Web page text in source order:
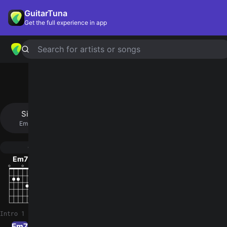
GuitarTuna
Get the full experience in app
Search for artists or songs
Simplified
Em · Am · B · D
Guitar
Em7
Intro 1